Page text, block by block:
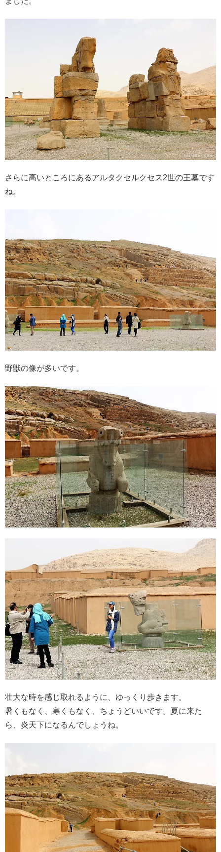
さらに高いところにあるアルタクセルクセス2世の王墓です
ね。
野獣の像が多いです。
壮大な時を感じ取れるように、ゆっくり歩きます。
暑くもなく、寒くもなく、ちょうどいいです。夏に来た
ら、炎天下になるんでしょうね。